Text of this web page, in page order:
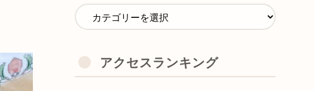
アクセスランキング